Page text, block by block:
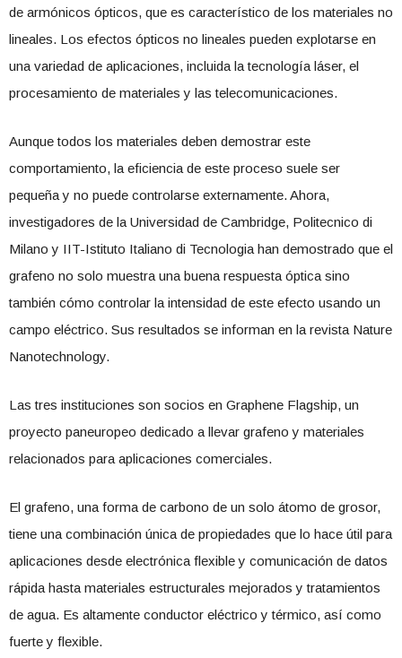
de armónicos ópticos, que es característico de los materiales no
lineales. Los efectos ópticos no lineales pueden explotarse en
una variedad de aplicaciones, incluida la tecnología láser, el
procesamiento de materiales y las telecomunicaciones.
Aunque todos los materiales deben demostrar este
comportamiento, la eficiencia de este proceso suele ser
pequeña y no puede controlarse externamente. Ahora,
investigadores de la Universidad de Cambridge, Politecnico di
Milano y IIT-Istituto Italiano di Tecnologia han demostrado que el
grafeno no solo muestra una buena respuesta óptica sino
también cómo controlar la intensidad de este efecto usando un
campo eléctrico. Sus resultados se informan en la revista Nature
Nanotechnology.
Las tres instituciones son socios en Graphene Flagship, un
proyecto paneuropeo dedicado a llevar grafeno y materiales
relacionados para aplicaciones comerciales.
El grafeno, una forma de carbono de un solo átomo de grosor,
tiene una combinación única de propiedades que lo hace útil para
aplicaciones desde electrónica flexible y comunicación de datos
rápida hasta materiales estructurales mejorados y tratamientos
de agua. Es altamente conductor eléctrico y térmico, así como
fuerte y flexible.